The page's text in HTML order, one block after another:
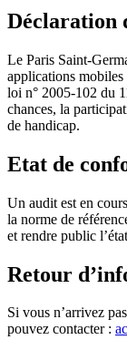
Déclaration
Le Paris Saint-
applications mobiles
loi n° 2005-102 du
chances, la
de handicap.
Etat de
Un audit est en
la norme de
et rendre public
Retour
Si vous n’arrivez
pouvez contacter :